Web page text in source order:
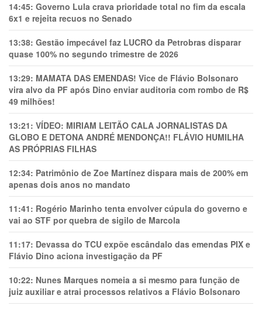
14:45: Governo Lula crava prioridade total no fim da escala
6x1 e rejeita recuos no Senado
13:38: Gestão impecável faz LUCRO da Petrobras disparar
quase 100% no segundo trimestre de 2026
13:29: MAMATA DAS EMENDAS! Vice de Flávio Bolsonaro
vira alvo da PF após Dino enviar auditoria com rombo de R$
49 milhões!
13:21: VÍDEO: MIRIAM LEITÃO CALA JORNALISTAS DA
GLOBO E DETONA ANDRÉ MENDONÇA!! FLÁVIO HUMILHA
AS PRÓPRIAS FILHAS
12:34: Patrimônio de Zoe Martínez dispara mais de 200% em
apenas dois anos no mandato
11:41: Rogério Marinho tenta envolver cúpula do governo e
vai ao STF por quebra de sigilo de Marcola
11:17: Devassa do TCU expõe escândalo das emendas PIX e
Flávio Dino aciona investigação da PF
10:22: Nunes Marques nomeia a si mesmo para função de
juiz auxiliar e atrai processos relativos a Flávio Bolsonaro